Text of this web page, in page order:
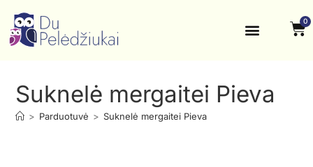
0
Suknelė mergaitei Pieva
> Parduotuvė > Suknelė mergaitei Pieva